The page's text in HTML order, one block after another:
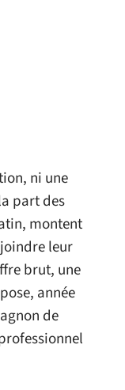
ni une
part des
montent
leur
brut, une
année
de